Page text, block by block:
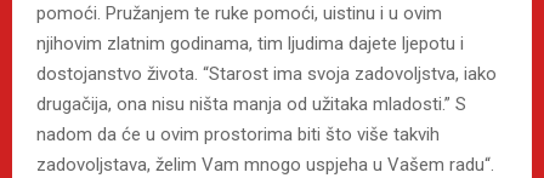
pomoći. Pružanjem te ruke pomoći, uistinu i u ovim
njihovim zlatnim godinama, tim ljudima dajete ljepotu i
dostojanstvo života. “Starost ima svoja zadovoljstva, iako
drugačija, ona nisu ništa manja od užitaka mladosti.” S
nadom da će u ovim prostorima biti što više takvih
zadovoljstava, želim Vam mnogo uspjeha u Vašem radu“.